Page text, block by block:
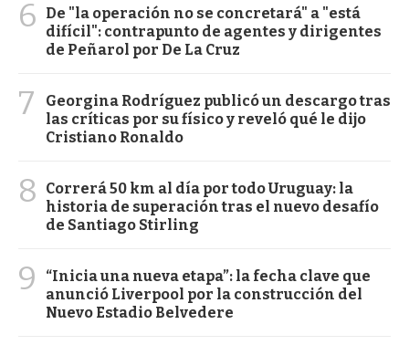
6
De "la operación no se concretará" a "está
difícil": contrapunto de agentes y dirigentes
de Peñarol por De La Cruz
7
Georgina Rodríguez publicó un descargo tras
las críticas por su físico y reveló qué le dijo
Cristiano Ronaldo
8
Correrá 50 km al día por todo Uruguay: la
historia de superación tras el nuevo desafío
de Santiago Stirling
9
“Inicia una nueva etapa”: la fecha clave que
anunció Liverpool por la construcción del
Nuevo Estadio Belvedere